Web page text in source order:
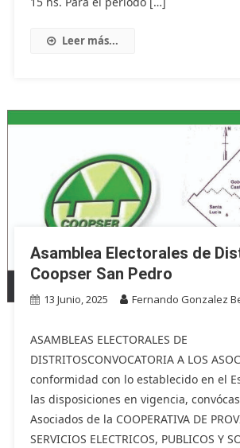
Leer más...
Asamblea Electorales de
Coopser San Pedro
13 Junio, 2025 Fernando Gonzalez
ASAMBLEAS ELECTORALES DE
DISTRITOSCONVOCATORIA A LOS
conformidad con lo establecido en el
las disposiciones en vigencia,
Asociados de la COOPERATIVA DE
SERVICIOS ELECTRICOS, PUBLICOS Y